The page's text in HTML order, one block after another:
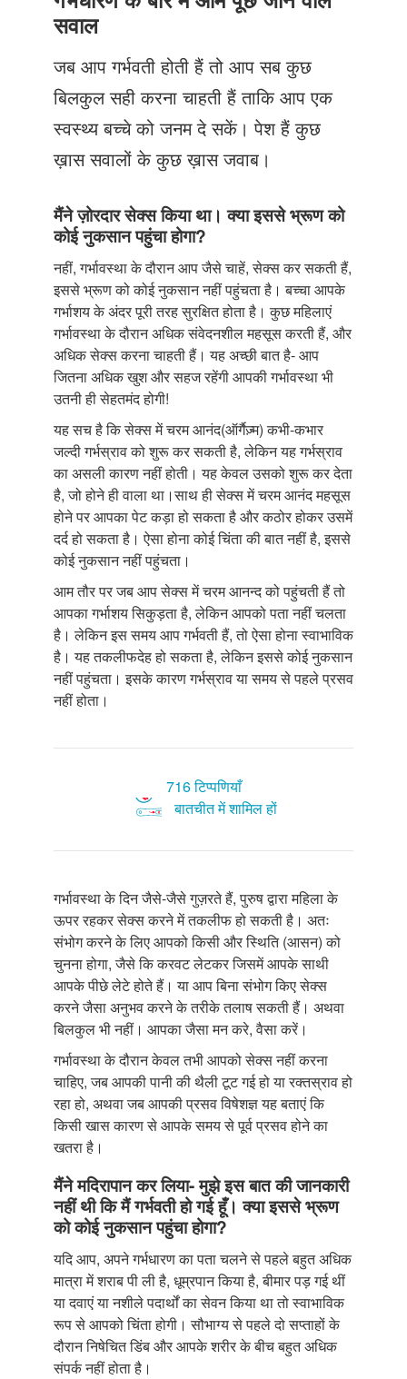
Just Poocho
सवाल
जब आप गर्भवती होती हैं तो आप सब कुछ
बिलकुल सही करना चाहती हैं ताकि आप एक
स्वस्थ्य बच्चे को जनम दे सकें। पेश हैं कुछ
ख़ास सवालों के कुछ ख़ास जवाब।
मैंने ज़ोरदार सेक्स किया था। क्या इससे भ्रूण को
कोई नुकसान पहुंचा होगा?
नहीं, गर्भावस्था के दौरान आप जैसे चाहें, सेक्स कर सकती हैं,
इससे भ्रूण को कोई नुकसान नहीं पहुंचता है। बच्चा आपके
गर्भाशय के अंदर पूरी तरह सुरक्षित होता है। कुछ महिलाएं
गर्भावस्था के दौरान अधिक संवेदनशील महसूस करती हैं, और
अधिक सेक्स करना चाहती हैं। यह अच्छी बात है- आप
जितना अधिक खुश और सहज रहेंगी आपकी गर्भावस्था भी
उतनी ही सेहतमंद होगी!
यह सच है कि सेक्स में चरम आनंद(ऑर्गैज़्म) कभी-कभार
जल्दी गर्भस्राव को शुरू कर सकती है, लेकिन यह गर्भस्राव
का असली कारण नहीं होती। यह केवल उसको शुरू कर देता
है, जो होने ही वाला था।साथ ही सेक्स में चरम आनंद महसूस
होने पर आपका पेट कड़ा हो सकता है और कठोर होकर उसमें
दर्द हो सकता है। ऐसा होना कोई चिंता की बात नहीं है, इससे
कोई नुकसान नहीं पहुंचता।
आम तौर पर जब आप सेक्स में चरम आनन्द को पहुंचती हैं तो
आपका गर्भाशय सिकुड़ता है, लेकिन आपको पता नहीं चलता
है। लेकिन इस समय आप गर्भवती हैं, तो ऐसा होना स्वाभाविक
है। यह तकलीफदेह हो सकता है, लेकिन इससे कोई नुकसान
नहीं पहुंचता। इसके कारण गर्भस्राव या समय से पहले प्रसव
नहीं होता।
716 टिप्पणियाँ
बातचीत में शामिल हों
गर्भावस्था के दिन जैसे-जैसे गुज़रते हैं, पुरुष द्वारा महिला के
ऊपर रहकर सेक्स करने में तकलीफ हो सकती है। अतः
संभोग करने के लिए आपको किसी और स्थिति (आसन) को
चुनना होगा, जैसे कि करवट लेटकर जिसमें आपके साथी
आपके पीछे लेटे होते हैं। या आप बिना संभोग किए सेक्स
करने जैसा अनुभव करने के तरीके तलाष सकती हैं। अथवा
बिलकुल भी नहीं। आपका जैसा मन करे, वैसा करें।
गर्भावस्था के दौरान केवल तभी आपको सेक्स नहीं करना
चाहिए, जब आपकी पानी की थैली टूट गई हो या रक्तस्राव हो
रहा हो, अथवा जब आपकी प्रसव विषेशज्ञ यह बताएं कि
किसी खास कारण से आपके समय से पूर्व प्रसव होने का
खतरा है।
मैंने मदिरापान कर लिया- मुझे इस बात की जानकारी
नहीं थी कि मैं गर्भवती हो गई हूँ। क्या इससे भ्रूण
को कोई नुकसान पहुंचा होगा?
यदि आप, अपने गर्भधारण का पता चलने से पहले बहुत अधिक
मात्रा में शराब पी ली है, धूम्रपान किया है, बीमार पड़ गई थीं
या दवाएं या नशीले पदार्थों का सेवन किया था तो स्वाभाविक
रूप से आपको चिंता होगी। सौभाग्य से पहले दो सप्ताहों के
दौरान निषेचित डिंब और आपके शरीर के बीच बहुत अधिक
संपर्क नहीं होता है।